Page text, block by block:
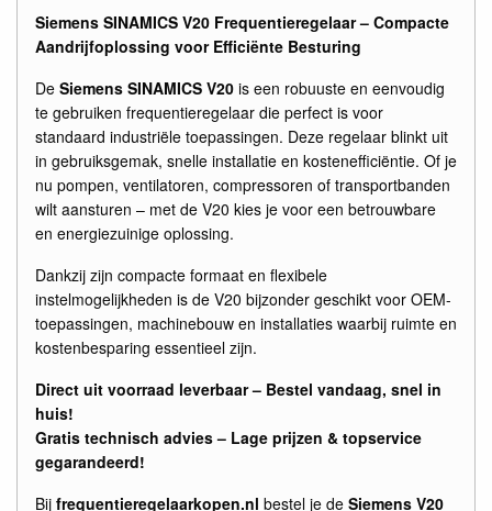
Siemens SINAMICS V20 Frequentieregelaar – Compacte
Aandrijfoplossing voor Efficiënte Besturing
De Siemens SINAMICS V20 is een robuuste en eenvoudig
te gebruiken frequentieregelaar die perfect is voor
standaard industriële toepassingen. Deze regelaar blinkt uit
in gebruiksgemak, snelle installatie en kostenefficiëntie. Of je
nu pompen, ventilatoren, compressoren of transportbanden
wilt aansturen – met de V20 kies je voor een betrouwbare
en energiezuinige oplossing.
Dankzij zijn compacte formaat en flexibele
instelmogelijkheden is de V20 bijzonder geschikt voor OEM-
toepassingen, machinebouw en installaties waarbij ruimte en
kostenbesparing essentieel zijn.
Direct uit voorraad leverbaar – Bestel vandaag, snel in
huis!
Gratis technisch advies – Lage prijzen & topservice
gegarandeerd!
Bij frequentieregelaarkopen.nl bestel je de Siemens V20